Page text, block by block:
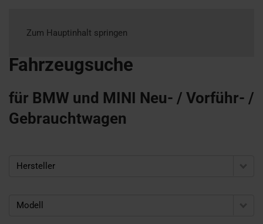
Zum Hauptinhalt springen
Fahrzeugsuche
für BMW und MINI Neu- / Vorführ- /
Gebrauchtwagen
Hersteller
Modell